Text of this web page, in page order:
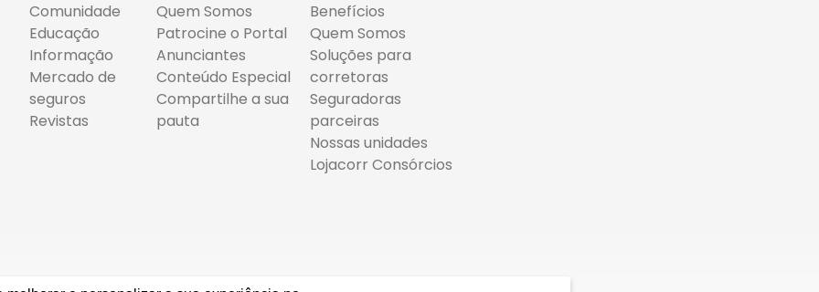
Comunidade
Educação
Informação
Mercado de
seguros
Revistas
Quem Somos
Patrocine o Portal
Anunciantes
Conteúdo Especial
Compartilhe a sua
pauta
Benefícios
Quem Somos
Soluções para
corretoras
Seguradoras
parceiras
Nossas unidades
Lojacorr Consórcios